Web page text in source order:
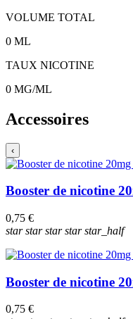
VOLUME TOTAL
0 ML
TAUX NICOTINE
0 MG/ML
Accessoires
‹
Booster de nicotine
0,75 €
starstarstarstarstar_half
Booster de nicotine
0,75 €